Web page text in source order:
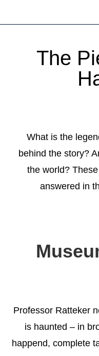
The
What is the
behind the story?
the world?
answered in
Professor Ratteker
is haunted – in
happend, complete